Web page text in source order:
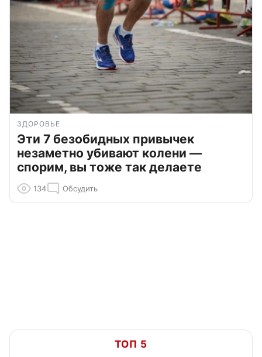
ЗДОРОВЬЕ
Эти 7 безобидных привычек
незаметно убивают колени —
спорим, вы тоже так делаете
134 Обсудить
ТОП 5